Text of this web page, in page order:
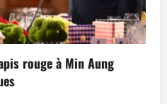
rouge à Min Aung